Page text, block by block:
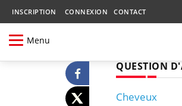
INSCRIPTION CONNEXION CONTACT
Menu
QUESTION
Cheveux